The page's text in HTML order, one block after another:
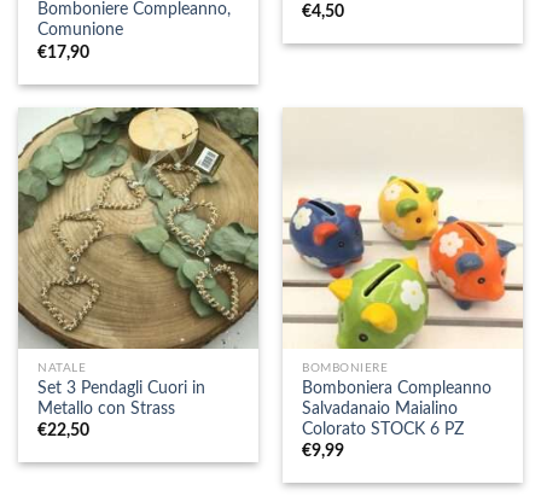
Bomboniere Compleanno,
Comunione
€17,90
€4,50
NATALE
Set 3 Pendagli Cuori in
Metallo con Strass
€22,50
BOMBONIERE
Bomboniera Compleanno
Salvadanaio Maialino
Colorato STOCK 6 PZ
€9,99